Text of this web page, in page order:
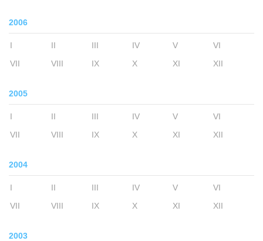
2006
I II III IV V
VI
VII
VIII IX X XI XII
2005
I II III IV V
VI
VII
VIII IX X XI XII
2004
I II III IV V
VI
VII
VIII IX X XI XII
2003